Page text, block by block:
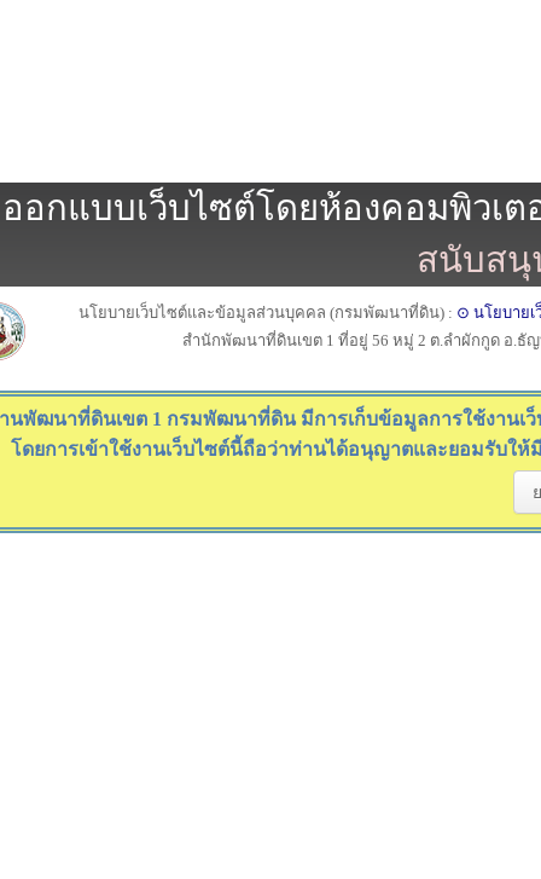
ออกแบบเว็บไซต์โดยห้องคอมพิวเ
สนับสนุ
นโยบายเว็บไซต์และข้อมูลส่วนบุคคล (กรมพัฒนาที่ดิน) : ⊙ นโยบายเ
สำนักพัฒนาที่ดินเขต 1 ที่อยู่ 56 หมู่ 2 ต.ลำผักกูด อ.ธั
นพัฒนาที่ดินเขต 1 กรมพัฒนาที่ดิน มีการเก็บข้อมูลการใช้งานเ
โดยการเข้าใช้งานเว็บไซต์นี้ถือว่าท่านได้อนุญาตและยอมรับ